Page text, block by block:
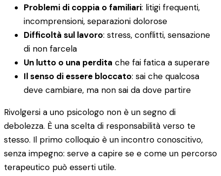
Problemi di coppia o familiari: litigi frequenti,
incomprensioni, separazioni dolorose
Difficoltà sul lavoro: stress, conflitti, sensazione
di non farcela
Un lutto o una perdita che fai fatica a superare
Il senso di essere bloccato: sai che qualcosa
deve cambiare, ma non sai da dove partire
Rivolgersi a uno psicologo non è un segno di
debolezza. È una scelta di responsabilità verso te
stesso. Il primo colloquio è un incontro conoscitivo,
senza impegno: serve a capire se e come un percorso
terapeutico può esserti utile.